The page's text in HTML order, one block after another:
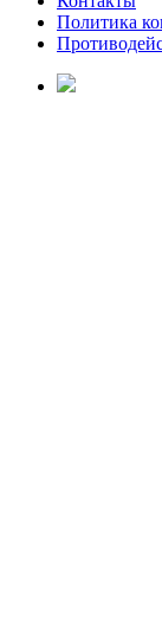
Политика